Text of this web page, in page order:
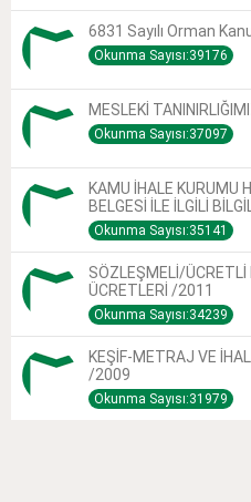
6831 Sayılı Orman
Okunma Sayısı:39176
MESLEKİ
Okunma Sayısı:37097
KAMU İHALE KURUMU
BELGESİ İLE İLGİLİ
Okunma Sayısı:35141
SÖZLEŞMELİ/
ÜCRETLERİ /2011
Okunma Sayısı:34239
KEŞİF-METRAJ VE
/2009
Okunma Sayısı:31979